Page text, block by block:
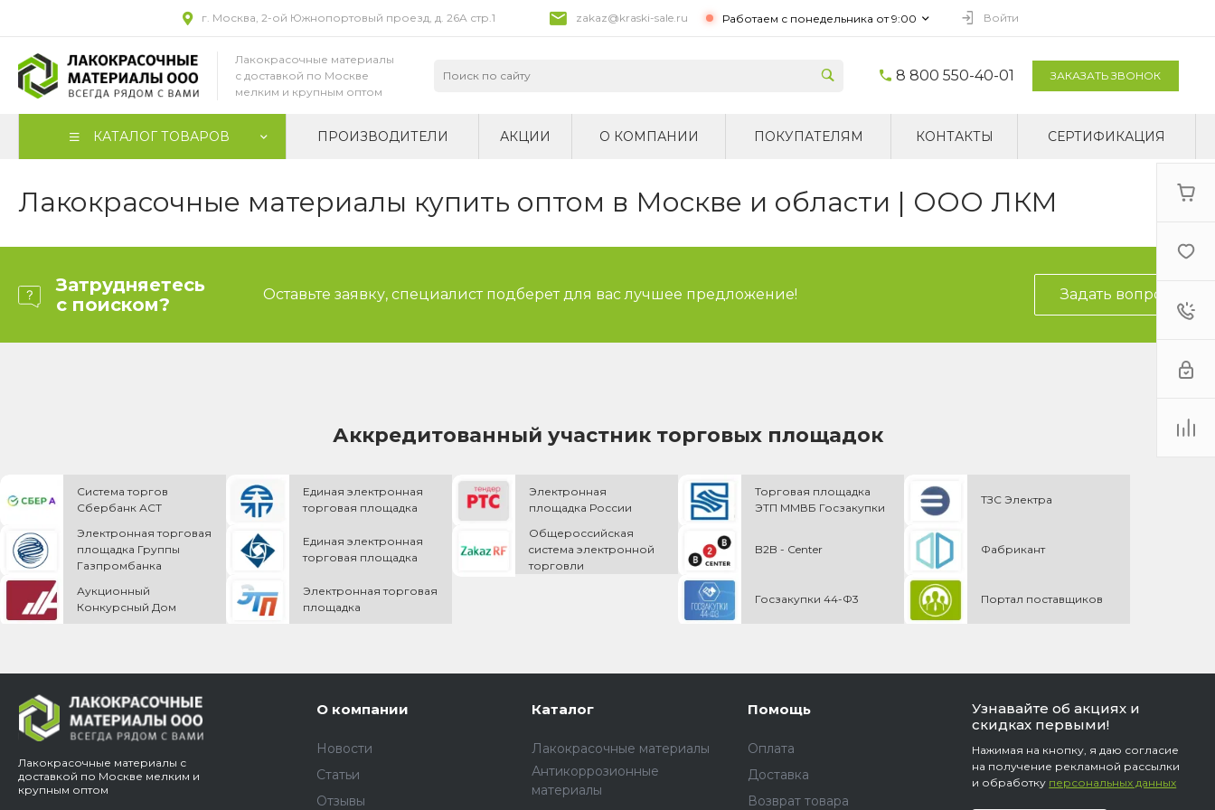
г. Москва, 2-ой Южнопортовый проезд, д. 26A стр.1 zakaz@kraski-sale.ru Работаем с понедельника от 9:00 Войти
Лакокрасочные материалы
с доставкой по Москве
мелким и крупным оптом
8 800 550-40-01 ЗАКАЗАТЬ ЗВОНОК
КАТАЛОГ ТОВАРОВ ПРОИЗВОДИТЕЛИ АКЦИИ О КОМПАНИИ ПОКУПАТЕЛЯМ КОНТАКТЫ СЕРТИФИКАЦИЯ
Лакокрасочные материалы купить оптом в Москве и области | ООО ЛКМ
Затрудняетесь
с поиском?
Оставьте заявку, специалист подберет для вас лучшее предложение! Задать вопрос
Аккредитованный участник торговых площадок
Система торгов
Сбербанк АСТ
Единая электронная
торговая площадка
Электронная
площадка России
Торговая площадка
ЭТП ММВБ Госзакупки
ТЗС Электра
Электронная торговая
площадка Группы
Газпромбанка
Единая электронная
торговая площадка
Общероссийская
cистема электронной
торговли
B2B - Center Фабрикант
Аукционный
Конкурсный Дом
Электронная торговая
площадка
Госзакупки 44-Ф3 Портал поставщиков
Лакокрасочные материалы с
доставкой по Москве мелким и
крупным оптом
О компании
Новости
Статьи
Отзывы
Каталог
Лакокрасочные материалы
Антикоррозионные
материалы
Помощь
Оплата
Доставка
Возврат товара
Узнавайте об акциях и
скидках первыми!
Нажимая на кнопку, я даю согласие
на получение рекламной рассылки
и обработку персональных данных